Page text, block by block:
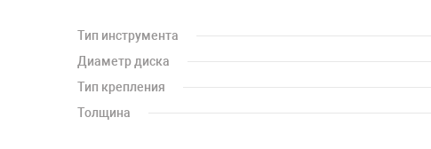
Тип инструмента
Диаметр диска
Тип крепления
Толщина